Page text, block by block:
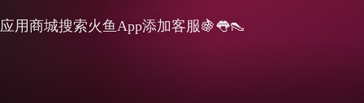
应用商城搜索火鱼App添加客服🍇👅👠